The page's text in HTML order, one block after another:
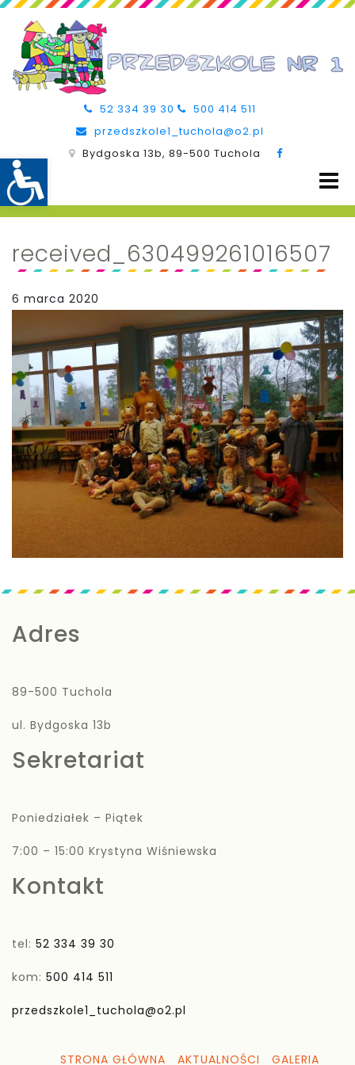
52 334 39 30
500 414 511
przedszkole1_tuchola@o2.pl
Bydgoska 13b, 89-500 Tuchola
received_630499261016507
6 marca 2020
Adres
89-500 Tuchola
ul. Bydgoska 13b
Sekretariat
Poniedziałek – Piątek
7:00 – 15:00 Krystyna Wiśniewska
Kontakt
tel: 52 334 39 30
kom: 500 414 511
przedszkole1_tuchola@o2.pl
STRONA GŁÓWNA AKTUALNOŚCI GALERIA